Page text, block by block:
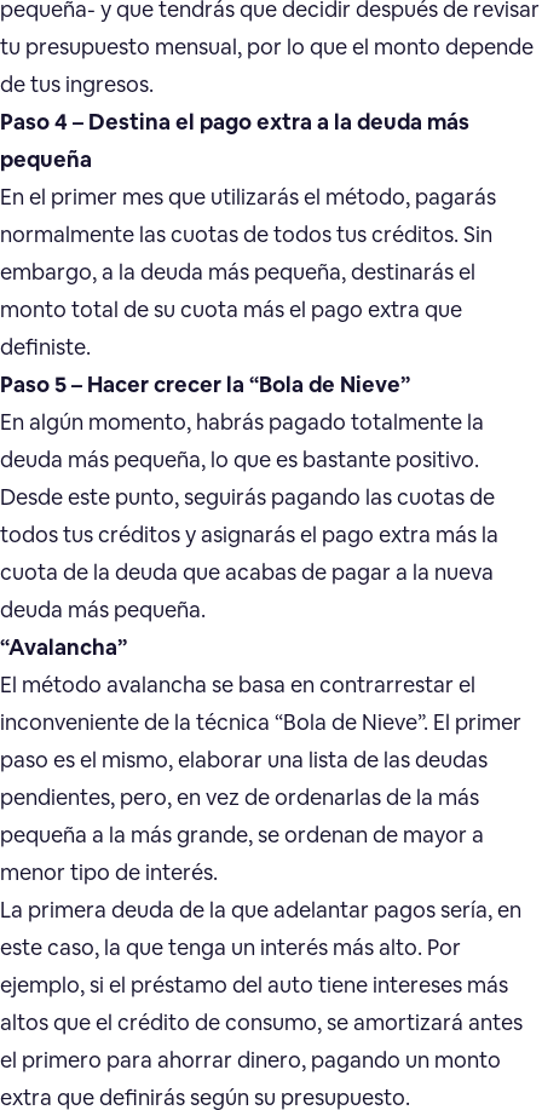
pequeña- y que tendrás que decidir después de revisar
tu presupuesto mensual, por lo que el monto depende
de tus ingresos.
Paso 4 – Destina el pago extra a la deuda más
pequeña
En el primer mes que utilizarás el método, pagarás
normalmente las cuotas de todos tus créditos. Sin
embargo, a la deuda más pequeña, destinarás el
monto total de su cuota más el pago extra que
definiste.
Paso 5 – Hacer crecer la “Bola de Nieve”
En algún momento, habrás pagado totalmente la
deuda más pequeña, lo que es bastante positivo.
Desde este punto, seguirás pagando las cuotas de
todos tus créditos y asignarás el pago extra más la
cuota de la deuda que acabas de pagar a la nueva
deuda más pequeña.
“Avalancha”
El método avalancha se basa en contrarrestar el
inconveniente de la técnica “Bola de Nieve”. El primer
paso es el mismo, elaborar una lista de las deudas
pendientes, pero, en vez de ordenarlas de la más
pequeña a la más grande, se ordenan de mayor a
menor tipo de interés.
La primera deuda de la que adelantar pagos sería, en
este caso, la que tenga un interés más alto. Por
ejemplo, si el préstamo del auto tiene intereses más
altos que el crédito de consumo, se amortizará antes
el primero para ahorrar dinero, pagando un monto
extra que definirás según su presupuesto.